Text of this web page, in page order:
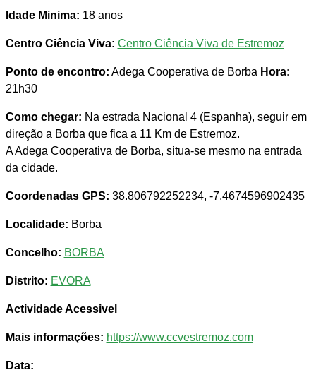
Idade Minima: 18 anos
Centro Ciência Viva: Centro Ciência Viva de Estremoz
Ponto de encontro: Adega Cooperativa de Borba Hora:
21h30
Como chegar: Na estrada Nacional 4 (Espanha), seguir em
direção a Borba que fica a 11 Km de Estremoz.
A Adega Cooperativa de Borba, situa-se mesmo na entrada
da cidade.
Coordenadas GPS: 38.806792252234, -7.4674596902435
Localidade: Borba
Concelho: BORBA
Distrito: EVORA
Actividade Acessivel
Mais informações: https://www.ccvestremoz.com
Data: